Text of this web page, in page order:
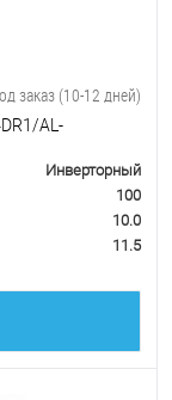
заказ (10-12 дней)
AL-
Инверторный
100
10.0
11.5